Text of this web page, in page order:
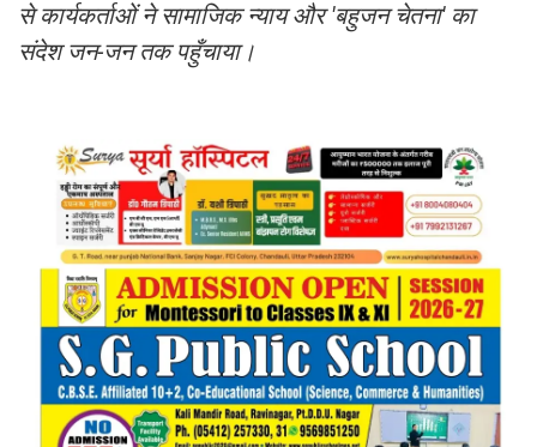
से कार्यकर्ताओं ने सामाजिक न्याय और 'बहुजन चेतना' का
संदेश जन-जन तक पहुँचाया।